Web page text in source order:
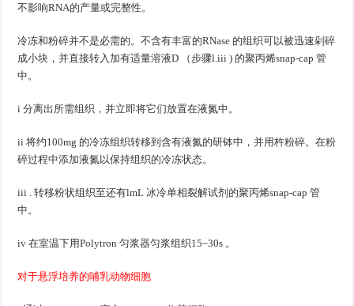
不影响RNA的产量或完整性。
冷冻和粉碎并不是必需的。不含有丰富的RNase 的组织可以被迅速剁碎
成小块，并直接转入加有适量溶液D （步骤l.iii ) 的聚丙烯snap-cap 管
中。
i 分离出所需组织，并立即将它们放置在液氮中。
ii 将约100mg 的冷冻组织转移到含有液氮的研钵中，并用杵粉碎。在粉
碎过程中添加液氮以保持组织的冷冻状态。
iii . 转移粉状组织至还有lmL 冰冷单相裂解试剂的聚丙烯snap-cap 管
中。
iv 在室温下用Polytron 匀浆器匀浆组织15~30s 。
对于悬浮培养的哺乳动物细胞